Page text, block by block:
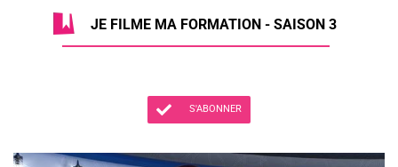
JE FILME MA FORMATION - SAISON 3
S'ABONNER